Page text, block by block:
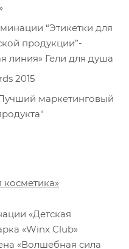
“Этикетки для
продукции”-
линия» Гели для душа
2015
маркетинговый
«Детская
«Winx Club»
«Волшебная сила